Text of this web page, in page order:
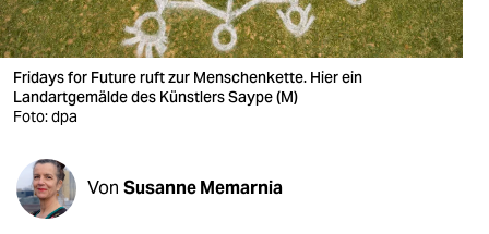
verlag
verlag
veranstaltungen
fragen & hilfe
Fridays for Future ruft zur Menschenkette. Hier ein
Landartgemälde des Künstlers Saype (M)
Foto: dpa
Von Susanne Memarnia